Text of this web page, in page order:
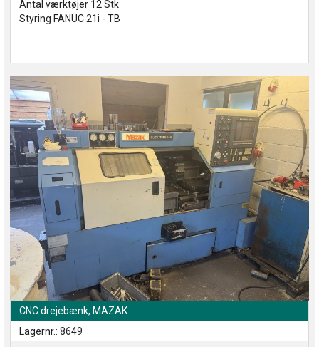
Antal værktøjer 12 Stk
Styring FANUC 21i - TB
CNC drejebænk, MAZAK
Lagernr.: 8649